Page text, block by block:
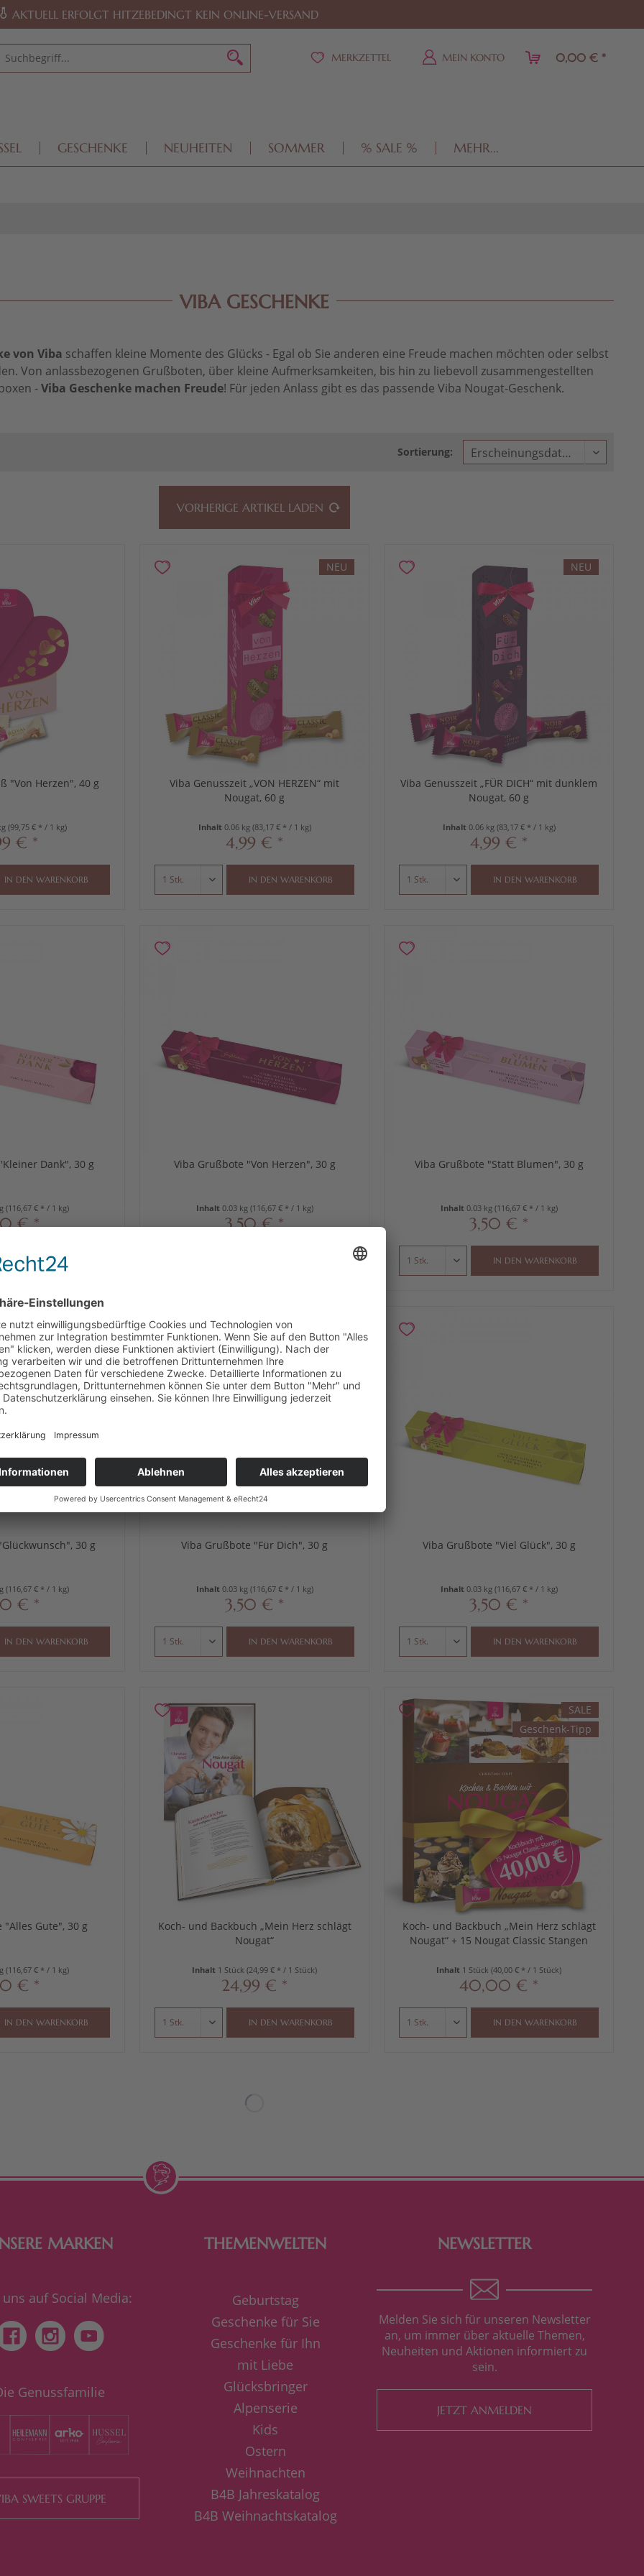
AKTUELL ERFOLGT HITZEBEDINGT KEIN ONLINE-VERSAND
MERKZETTEL MEIN KONTO 0,00 € *
GESCHENKE NEUHEITEN SOMMER % SALE % MEHR...
VIBA GESCHENKE
von Viba schaffen kleine Momente des Glücks - Egal ob Sie anderen eine Freude machen möchten oder selbst
Von anlassbezogenen Grußboten, über kleine Aufmerksamkeiten, bis hin zu liebevoll zusammengestellten
-Viba Geschenke machen Freude! Für jeden Anlass gibt es das passende Viba Nougat-Geschenk.
Sortierung:
VORHERIGE ARTIKEL LADEN
"Von Herzen", 40 g
(99,75 € * / 1 kg)
€ *
IN DEN WARENKORB
NEU
Viba Genusszeit „VON HERZEN“ mit
Nougat, 60 g
Inhalt 0.06 kg (83,17 € * / 1 kg)
4,99 € *
IN DEN WARENKORB
NEU
Viba Genusszeit „FÜR DICH“ mit dunklem
Nougat, 60 g
Inhalt 0.06 kg (83,17 € * / 1 kg)
4,99 € *
IN DEN WARENKORB
Dank", 30 g
(116,67 € * / 1 kg)
€ *
IN DENWARENKORB
Viba Grußbote "Von Herzen", 30 g
Inhalt 0.03 kg (116,67 € * / 1 kg)
3,50 € *
Viba Grußbote "Statt Blumen", 30 g
Inhalt 0.03 kg (116,67 € * / 1 kg)
3,50 € *
IN DEN WARENKORB
neues Design
30 g
(116,67 € * / 1 kg)
€ *
IN DEN WARENKORB
Viba Grußbote "Für Dich", 30 g
Inhalt 0.03 kg (116,67 € * / 1 kg)
3,50 € *
IN DEN WARENKORB
Viba Grußbote "Viel Glück", 30 g
Inhalt 0.03 kg (116,67 € * / 1 kg)
3,50 € *
IN DEN WARENKORB
"Alles Gute", 30 g
(116,67 € * / 1 kg)
€ *
IN DEN WARENKORB
Koch- und Backbuch „Mein Herz schlägt
Nougat“
Inhalt 1 Stück(24,99 € * / 1 Stück)
24,99 € *
IN DEN WARENKORB
SALE
Geschenk-Tipp
Koch- und Backbuch „Mein Herz schlägt
Nougat“ + 15 Nougat Classic Stangen
Inhalt 1 Stück(40,00 € * / 1 Stück)
40,00 € *
IN DEN WARENKORB
MARKEN
uns auf Social Media:
Genussfamilie
SWEETS GRUPPE
THEMENWELTEN
Geburtstag
Geschenke für Sie
Geschenke für Ihn
mit Liebe
Glücksbringer
Alpenserie
Kids
Ostern
Weihnachten
B4B Jahreskatalog
B4B Weihnachtskatalog
NEWSLETTER
Melden Sie sich für unseren Newsletter
an, um immer über aktuelle Themen,
Neuheiten und Aktionen informiert zu
sein.
JETZT ANMELDEN